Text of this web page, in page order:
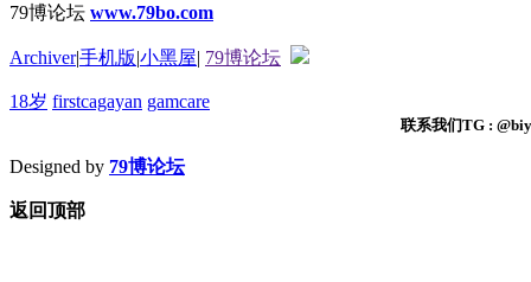
79博论坛 www.79bo.com
Archiver|手机版|小黑屋| 79博论坛
18岁 firstcagayan gamcare
联系我们TG :
Designed by 79博论坛
返回顶部